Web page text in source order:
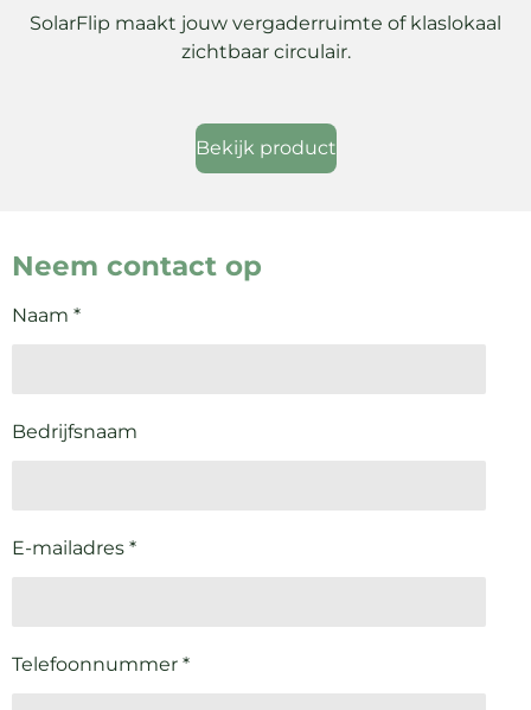
SolarFlip maakt jouw vergaderruimte of klaslokaal
zichtbaar circulair.
Bekijk product
Neem contact op
Naam *
Bedrijfsnaam
E-mailadres *
Telefoonnummer *